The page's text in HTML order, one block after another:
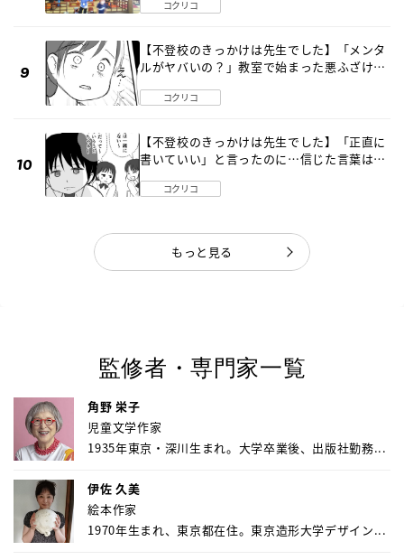
コクリコ
【不登校のきっかけは先生でした】「メンタ
ルがヤバいの？」教室で始まった悪ふざけ
コクリコ
【不登校のきっかけは先生でした】「正直に
書いていい」と言ったのに…信じた言葉は噓
コクリコ
もっと見る
監修者・専門家一覧
角野 栄子
児童文学作家
1935年東京・深川生まれ。大学卒業後、出版社勤務...
伊佐 久美
絵本作家
1970年生まれ、東京都在住。東京造形大学デザイン...